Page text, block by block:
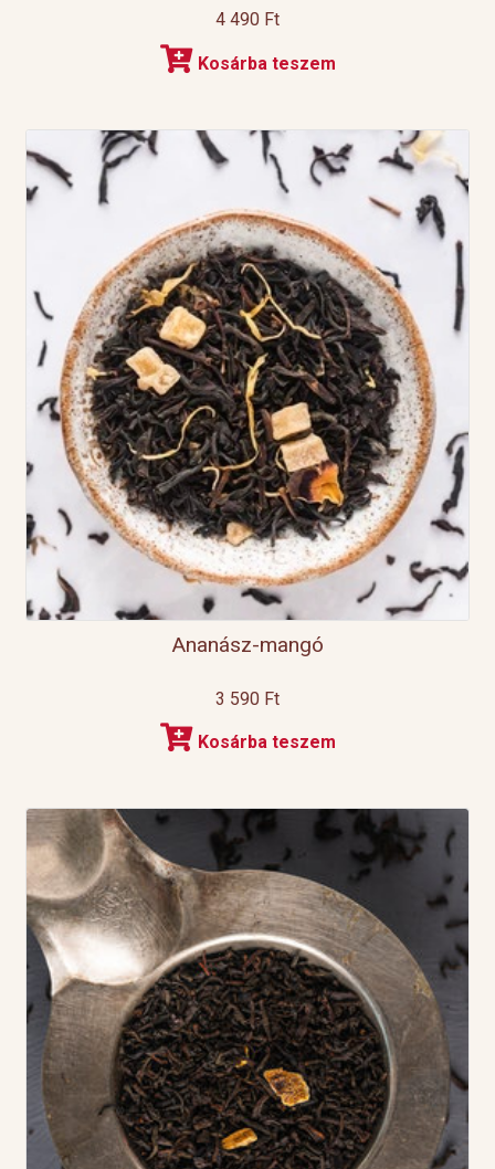
4 490 Ft
Kosárba teszem
Ananász-mangó
3 590 Ft
Kosárba teszem